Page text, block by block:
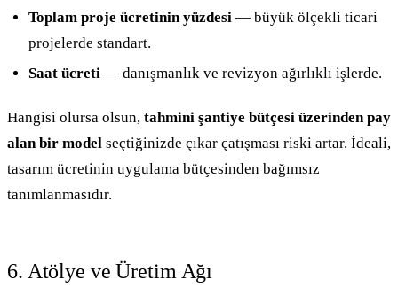
Toplam proje ücretinin yüzdesi — büyük ölçekli ticari
projelerde standart.
Saat ücreti— danışmanlık ve revizyon ağırlıklı işlerde.
Hangisi olursa olsun, tahmini şantiye bütçesi üzerinden pay
alan bir model seçtiğinizde çıkar çatışması riski artar. İdeali,
tasarım ücretinin uygulama bütçesinden bağımsız
tanımlanmasıdır.
6. Atölye ve Üretim Ağı